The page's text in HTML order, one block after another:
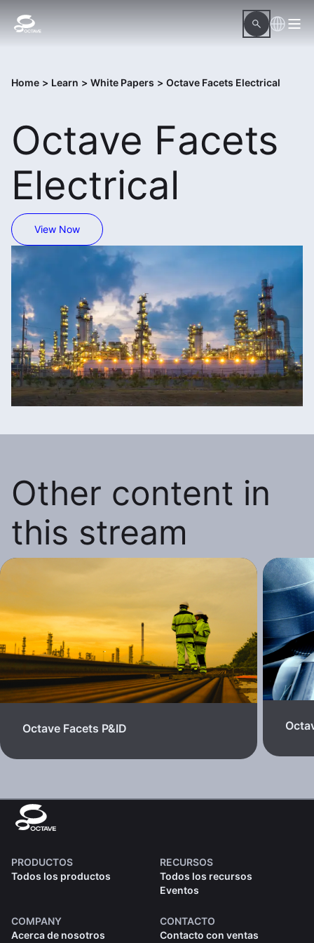
Home > Learn > White Papers > Octave Facets Electrical
Octave Facets
Electrical
View Now
Other content in
this stream
Octave Facets P&ID
PRODUCTOS
Todos los productos
RECURSOS
Todos los recursos
Eventos
COMPANY
Acerca de nosotros
CONTACTO
Contacto con ventas